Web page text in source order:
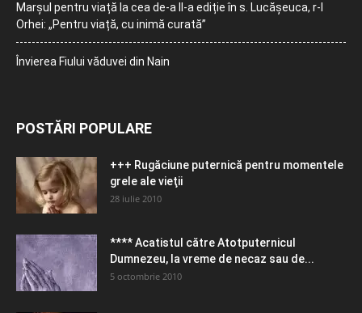
Marșul pentru viață la cea de-a II-a ediție în s. Lucășeuca, r-l
Orhei: „Pentru viață, cu inimă curată”
Învierea Fiului văduvei din Nain
POSTĂRI POPULARE
+++ Rugăciune puternică pentru momentele
grele ale vieţii
28 iulie 2010
**** Acatistul către Atotputernicul
Dumnezeu, la vreme de necaz sau de...
5 octombrie 2010